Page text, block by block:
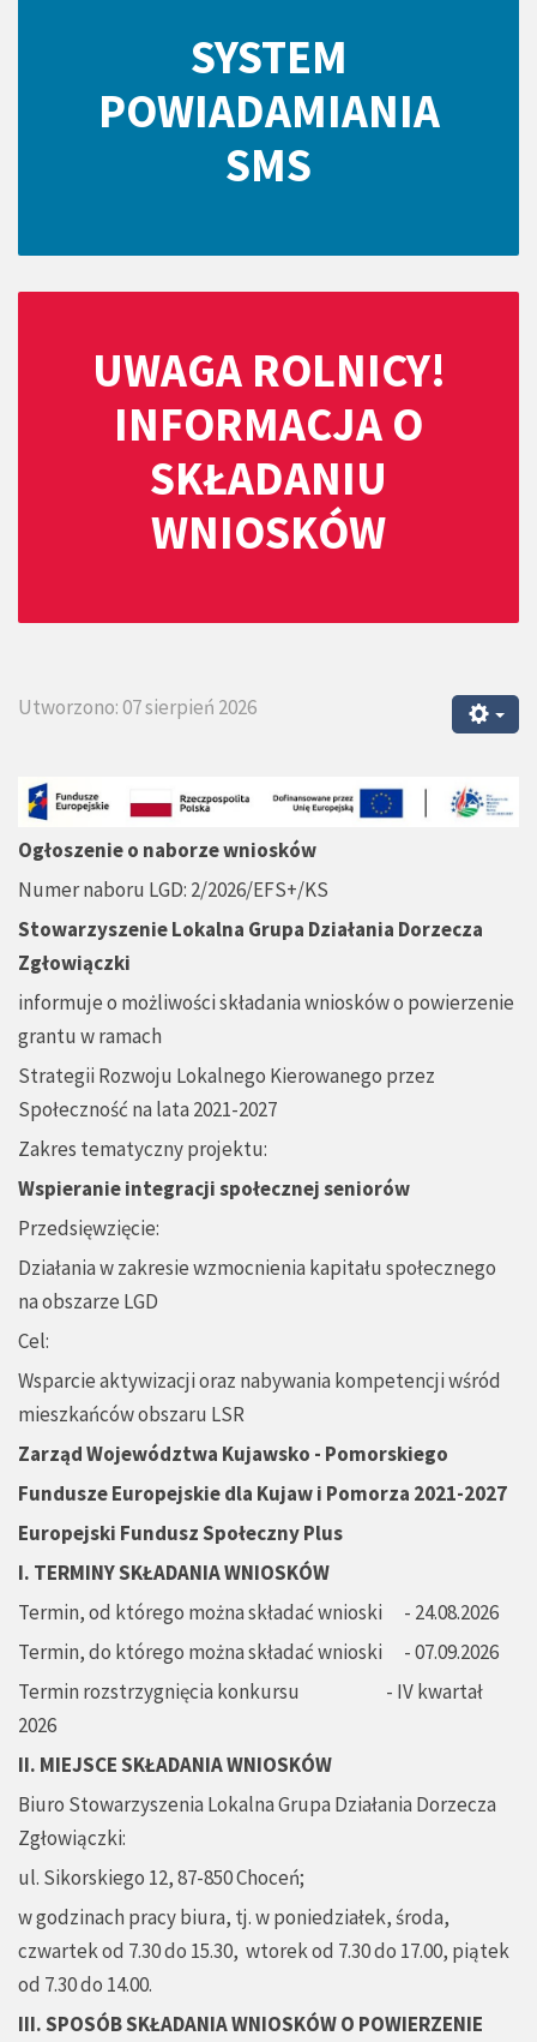
SYSTEM
POWIADAMIANIA
SMS
UWAGA ROLNICY!
INFORMACJA O
SKŁADANIU
WNIOSKÓW
Utworzono: 07 sierpień 2026
Ogłoszenie o naborze wniosków
Numer naboru LGD: 2/2026/EFS+/KS
Stowarzyszenie Lokalna Grupa Działania Dorzecza
Zgłowiączki
informuje o możliwości składania wniosków o powierzenie
grantu w ramach
Strategii Rozwoju Lokalnego Kierowanego przez
Społeczność na lata 2021-2027
Zakres tematyczny projektu:
Wspieranie integracji społecznej seniorów
Przedsięwzięcie:
Działania w zakresie wzmocnienia kapitału społecznego
na obszarze LGD
Cel:
Wsparcie aktywizacji oraz nabywania kompetencji wśród
mieszkańców obszaru LSR
Zarząd Województwa Kujawsko - Pomorskiego
Fundusze Europejskie dla Kujaw i Pomorza 2021-2027
Europejski Fundusz Społeczny Plus
I. TERMINY SKŁADANIA WNIOSKÓW
Termin, od którego można składać wnioski - 24.08.2026
Termin, do którego można składać wnioski - 07.09.2026
Termin rozstrzygnięcia konkursu - IV kwartał
2026
II. MIEJSCE SKŁADANIA WNIOSKÓW
Biuro Stowarzyszenia Lokalna Grupa Działania Dorzecza
Zgłowiączki:
ul. Sikorskiego 12, 87-850 Choceń;
w godzinach pracy biura, tj. w poniedziałek, środa,
czwartek od 7.30 do 15.30, wtorek od 7.30 do 17.00, piątek
od 7.30 do 14.00.
III. SPOSÓB SKŁADANIA WNIOSKÓW O POWIERZENIE